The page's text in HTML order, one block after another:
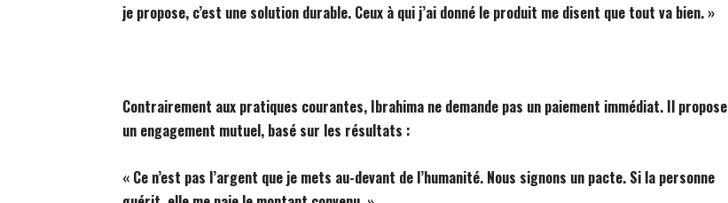
je propose, c’est une solution durable. Ceux à qui j’ai donné le produit me disent que tout va bien. »
Contrairement aux pratiques courantes, Ibrahima ne demande pas un paiement immédiat. Il propose
un engagement mutuel, basé sur les résultats :
« Ce n’est pas l’argent que je mets au-devant de l’humanité. Nous signons un pacte. Si la personne